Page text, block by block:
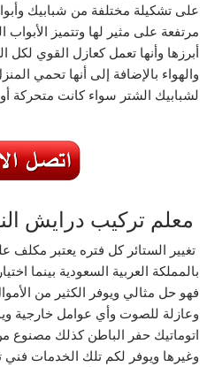
على تشكيلة مختلفة من شبابيك
مرتفعة على مثير لها وتتميز الأبواب
أبرزها وأنها تعمل كعازل القوي لكل
والهواء بالإضافة إلى أنها تحمي
لشبابيك الشتر سواء كانت متحركة أو
معلم تركيب درايش
تغيير الستائر كل فتره يعتبر مكلف
بالمملكة العربية السعودية بينما
فهو حل مثالي ويوفر الكثير من
وعازلة للصوت وأي عوامل خارجية
اتوماتيك حفر الباطن كذلك مصنوع
وغيرها ويوفر لكم تلك الخدمات